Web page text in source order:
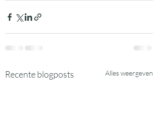
Recente blogposts Alles weergeven